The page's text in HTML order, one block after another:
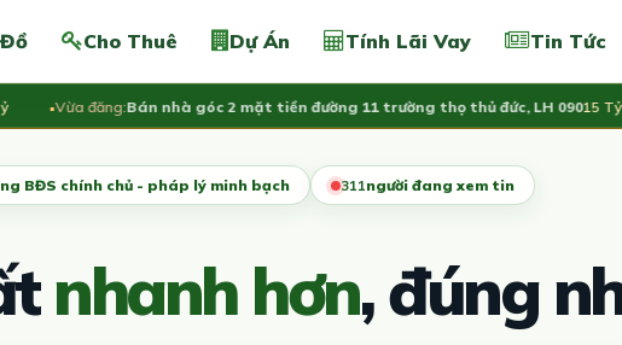
Cho Thuê Dự Án Tính Lãi Vay Tin Tức
Vừa đăng:Bán nhà góc 2 mặt tiền đường 11 trường thọ thủ đức, LH 09015 Tỷ
BĐS chính chủ - pháp lý minh bạch 311người đang xem tin
nhanh hơn, đúng